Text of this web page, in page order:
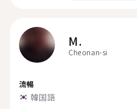
M.
Cheonan-si
流暢
韓国語